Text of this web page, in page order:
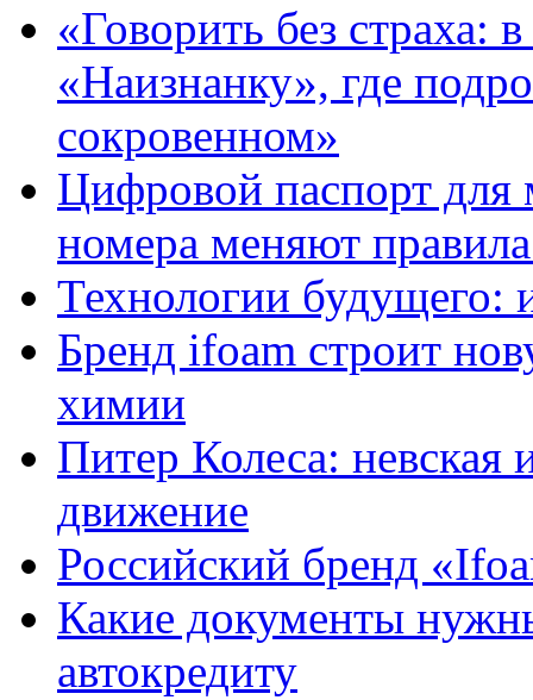
«Говорить без страха:
«Наизнанку», где
сокровенном»
Цифровой паспорт для
номера меняют
Технологии будущего:
Бренд ifoam строит
химии
Питер Колеса: невская
движение
Российский бренд
Какие документы
автокредиту